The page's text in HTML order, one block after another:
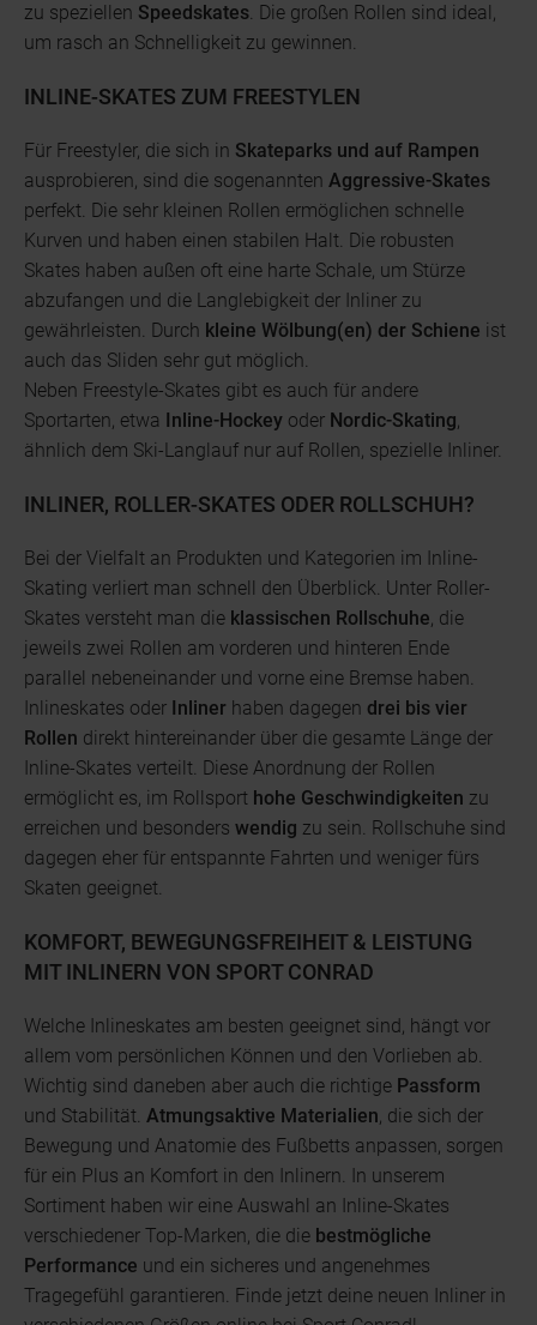
zu speziellen Speedskates. Die großen Rollen sind ideal,
um rasch an Schnelligkeit zu gewinnen.
INLINE-SKATES ZUM FREESTYLEN
Für Freestyler, die sich in Skateparks und auf Rampen
ausprobieren, sind die sogenannten Aggressive-Skates
perfekt. Die sehr kleinen Rollen ermöglichen schnelle
Kurven und haben einen stabilen Halt. Die robusten
Skates haben außen oft eine harte Schale, um Stürze
abzufangen und die Langlebigkeit der Inliner zu
gewährleisten. Durch kleine Wölbung(en) der Schiene ist
auch das Sliden sehr gut möglich.
Neben Freestyle-Skates gibt es auch für andere
Sportarten, etwa Inline-Hockey oder Nordic-Skating,
ähnlich dem Ski-Langlauf nur auf Rollen, spezielle Inliner.
INLINER, ROLLER-SKATES ODER ROLLSCHUH?
Bei der Vielfalt an Produkten und Kategorien im Inline-
Skating verliert man schnell den Überblick. Unter Roller-
Skates versteht man die klassischen Rollschuhe, die
jeweils zwei Rollen am vorderen und hinteren Ende
parallel nebeneinander und vorne eine Bremse haben.
Inlineskates oder Inliner haben dagegen drei bis vier
Rollen direkt hintereinander über die gesamte Länge der
Inline-Skates verteilt. Diese Anordnung der Rollen
ermöglicht es, im Rollsport hohe Geschwindigkeiten zu
erreichen und besonders wendig zu sein. Rollschuhe sind
dagegen eher für entspannte Fahrten und weniger fürs
Skaten geeignet.
KOMFORT, BEWEGUNGSFREIHEIT & LEISTUNG
MIT INLINERN VON SPORT CONRAD
Welche Inlineskates am besten geeignet sind, hängt vor
allem vom persönlichen Können und den Vorlieben ab.
Wichtig sind daneben aber auch die richtige Passform
und Stabilität. Atmungsaktive Materialien, die sich der
Bewegung und Anatomie des Fußbetts anpassen, sorgen
für ein Plus an Komfort in den Inlinern. In unserem
Sortiment haben wir eine Auswahl an Inline-Skates
verschiedener Top-Marken, die die bestmögliche
Performance und ein sicheres und angenehmes
Tragegefühl garantieren. Finde jetzt deine neuen Inliner in